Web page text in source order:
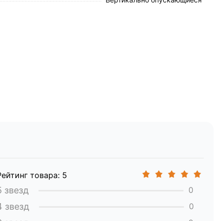
товара: 5
звезд 0
звезд 0